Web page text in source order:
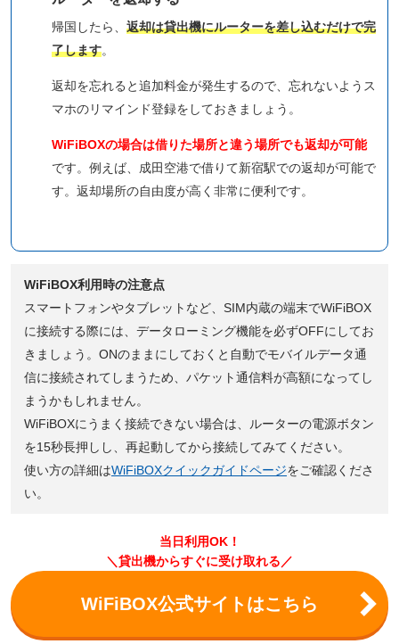
帰国したら、 返却は貸出機にルーターを差し込むだけで完
了します。
返却を忘れると追加料金が発生するので、忘れないようス
マホのリマインド登録をしておきましょう。
WiFiBOXの場合は借りた場所と違う場所でも返却が可能
です。例えば、成田空港で借りて新宿駅での返却が可能で
す。返却場所の自由度が高く非常に便利です。
WiFiBOX利用時の注意点
スマートフォンやタブレットなど、SIM内蔵の端末でWiFiBOX
に接続する際には、データローミング機能を必ずOFFにしてお
きましょう。ONのままにしておくと自動でモバイルデータ通
信に接続されてしまうため、パケット通信料が高額になってし
まうかもしれません。
WiFiBOXにうまく接続できない場合は、ルーターの電源ボタン
を15秒長押しし、再起動してから接続してみてください。
使い方の詳細はWiFiBOXクイックガイドページをご確認くださ
い。
当日利用OK！
＼貸出機からすぐに受け取れる／
WiFiBOX公式サイトはこちら